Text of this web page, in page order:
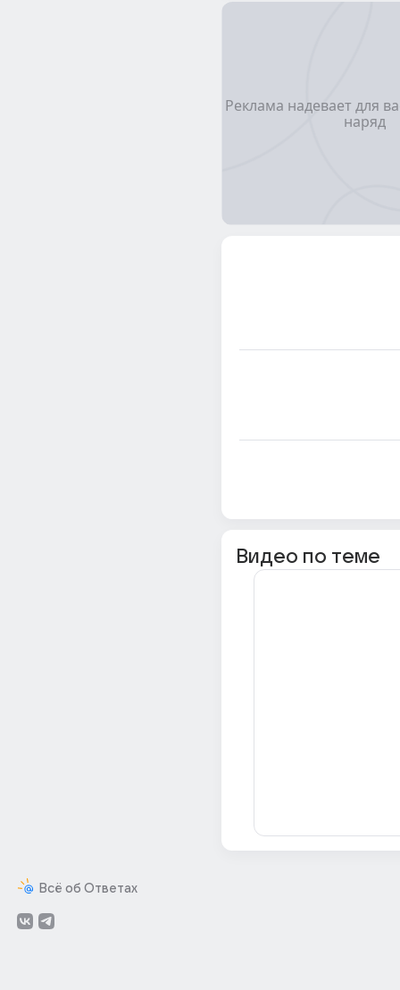
Всё об Ответах
Видео по теме